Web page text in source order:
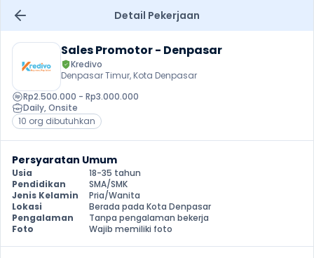
Detail Pekerjaan
Sales Promotor - Denpasar
Kredivo
Denpasar Timur, Kota Denpasar
Rp2.500.000 - Rp3.000.000
Daily, Onsite
10 org dibutuhkan
Persyaratan Umum
Usia
18-35 tahun
Pendidikan
SMA/SMK
Jenis Kelamin
Pria/Wanita
Lokasi
Berada pada Kota Denpasar
Pengalaman
Tanpa pengalaman bekerja
Foto
Wajib memiliki foto